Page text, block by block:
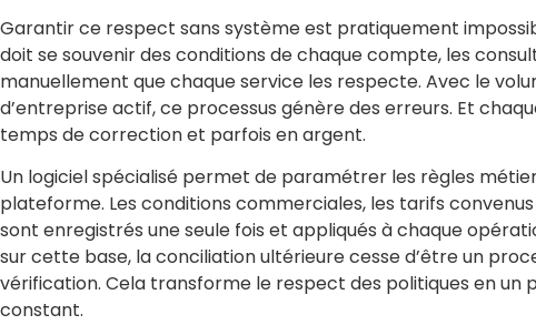
Garantir ce respect sans système est pratiquement
doit se souvenir des conditions de chaque compte, les
manuellement que chaque service les respecte. Avec le
d’entreprise actif, ce processus génère des erreurs. Et
temps de correction et parfois en argent.
Un logiciel spécialisé permet de paramétrer les règles
plateforme. Les conditions commerciales, les tarifs
sont enregistrés une seule fois et appliqués à chaque
sur cette base, la conciliation ultérieure cesse d’être un
vérification. Cela transforme le respect des politiques en un
constant.